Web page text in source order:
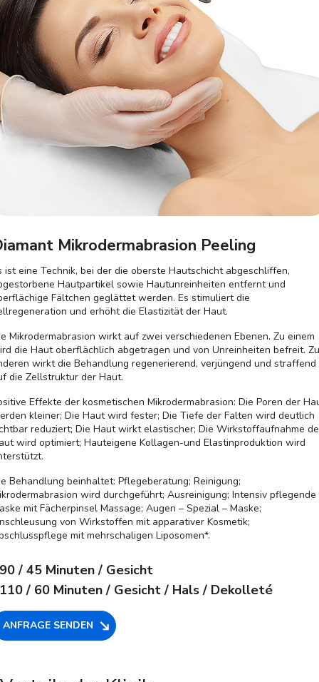
Mikrodermabrasion Peeling
ist eine Technik, bei der die oberste Hautschicht abgeschliffen,
Hautpartikel sowie Hautunreinheiten entfernt und
Fältchen geglättet werden. Es stimuliert die
und erhöht die Elastizität der Haut.
Mikrodermabrasion wirkt auf zwei verschiedenen Ebenen. Zu einem
die Haut oberflächlich abgetragen und von Unreinheiten befreit.
wirkt die Behandlung regenerierend, verjüngend und straffend
die Zellstruktur der Haut.
Effekte der kosmetischen Mikrodermabrasion: Die Poren der
kleiner; Die Haut wird fester; Die Tiefe der Falten wird deutlich
reduziert; Die Haut wirkt elastischer; Die Wirkstoffaufnahme
wird optimiert; Hauteigene Kollagen-und Elastinproduktion wird
Behandlung beinhaltet: Pflegeberatung; Reinigung;
wird durchgeführt; Ausreinigung; Intensiv pflegende
mit Fächerpinsel Massage; Augen – Spezial – Maske;
von Wirkstoffen mit apparativer Kosmetik;
mit mehrschaligen Liposomen*.
/ 45 Minuten / Gesicht
/ 60 Minuten / Gesicht / Hals / Dekolleté
ANFRAGE SENDEN